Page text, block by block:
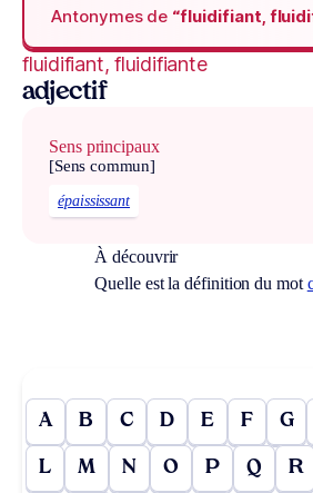
Antonymes de “fluidifiant,
fluidifiant, fluidifiante
adjectif
Sens principaux
[Sens commun]
épaississant
À découvrir
Quelle est la définition du mot
A B C D E F G
L M N O P Q R